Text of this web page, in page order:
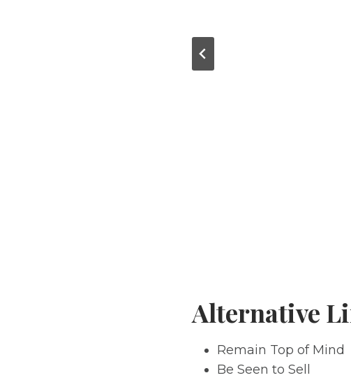
Alternative
Remain Top of Mind
Be Seen to Sell